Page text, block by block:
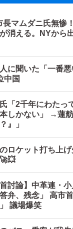
聞いた
……
点検要請
長マムダニ氏無惨
消える。NYから
に聞いた「一番
中国
「2千年にわたっ
しかない」 →蓮
』」
ロケット打ち上
首討論】中革連・
弁、残念」 高市
議場爆笑